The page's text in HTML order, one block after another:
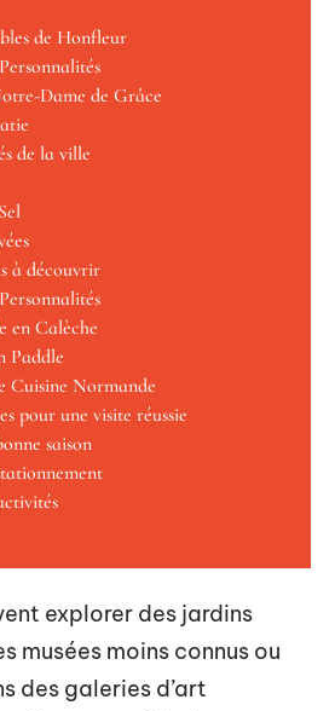
de Honfleur
Dame de Grâce
de la ville
à découvrir
en Calèche
Paddle
Cuisine Normande
pour une visite réussie
saison
explorer des jardins
musées moins connus ou
des galeries d’art